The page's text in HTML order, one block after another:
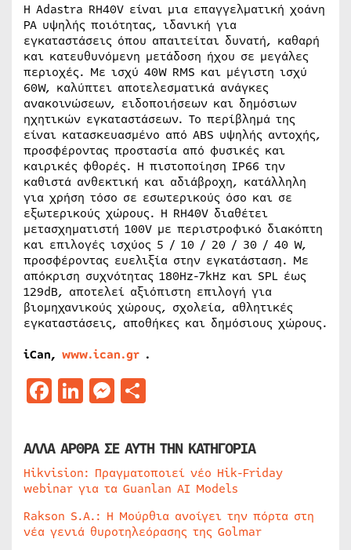
Η Adastra RH40V είναι μια επαγγελματική χοάνη
PA υψηλής ποιότητας, ιδανική για
εγκαταστάσεις όπου απαιτείται δυνατή, καθαρή
και κατευθυνόμενη μετάδοση ήχου σε μεγάλες
περιοχές. Με ισχύ 40W RMS και μέγιστη ισχύ
60W, καλύπτει αποτελεσματικά ανάγκες
ανακοινώσεων, ειδοποιήσεων και δημόσιων
ηχητικών εγκαταστάσεων. Το περίβλημά της
είναι κατασκευασμένο από ABS υψηλής αντοχής,
προσφέροντας προστασία από φυσικές και
καιρικές φθορές. Η πιστοποίηση IP66 την
καθιστά ανθεκτική και αδιάβροχη, κατάλληλη
για χρήση τόσο σε εσωτερικούς όσο και σε
εξωτερικούς χώρους. Η RH40V διαθέτει
μετασχηματιστή 100V με περιστροφικό διακόπτη
και επιλογές ισχύος 5 / 10 / 20 / 30 / 40 W,
προσφέροντας ευελιξία στην εγκατάσταση. Με
απόκριση συχνότητας 180Hz-7kHz και SPL έως
129dB, αποτελεί αξιόπιστη επιλογή για
βιομηχανικούς χώρους, σχολεία, αθλητικές
εγκαταστάσεις, αποθήκες και δημόσιους χώρους.
iCan, www.ican.gr .
Facebook
LinkedIn
Messenger
ΑΛΛΑ ΑΡΘΡΑ ΣΕ ΑΥΤΗ ΤΗΝ ΚΑΤΗΓΟΡΙΑ
Hikvision: Πραγματοποιεί νέο Hik-Friday
webinar για τα Guanlan AI Models
Rakson S.A.: Η Μούρθια ανοίγει την πόρτα στη
νέα γενιά θυροτηλεόρασης της Golmar